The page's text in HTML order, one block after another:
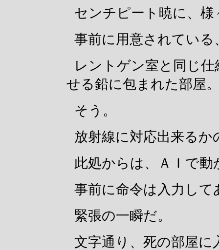
センチピート暁に、
事前に用意されてい
レントゲン室と同じ
せる鉛に包まれた部屋
そう。
放射線に対応出来るか
此処からは、ＡＩで
事前に命令は入力して
緊張の一瞬だ。
文字通り、死の部屋